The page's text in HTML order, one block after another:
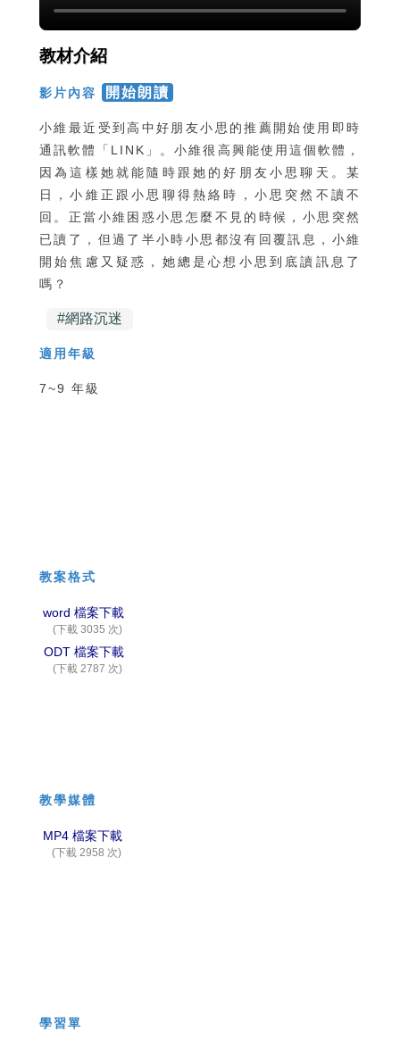
教材介紹
影片內容 開始朗讀
小維最近受到高中好朋友小思的推薦開始使用即時
通訊軟體「LINK」。小維很高興能使用這個軟體，
因為這樣她就能隨時跟她的好朋友小思聊天。某
日，小維正跟小思聊得熱絡時，小思突然不讀不
回。正當小維困惑小思怎麼不見的時候，小思突然
已讀了，但過了半小時小思都沒有回覆訊息，小維
開始焦慮又疑惑，她總是心想小思到底讀訊息了
嗎？
#網路沉迷
適用年級
7~9 年級
教案格式
word 檔案下載
(下載 3035 次)
ODT 檔案下載
(下載 2787 次)
教學媒體
MP4 檔案下載
(下載 2958 次)
學習單